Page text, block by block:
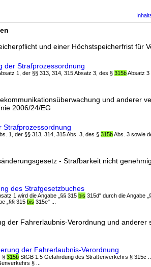
und einer Höchstspeicherfrist für
der Strafprozessordnung
1, der §§ 313, 314, 315 Absatz 3, des § 315bAbsatz 3
und anderer
2006/24/EG
Strafprozessordnung
1, der §§ 313, 314, 315 Abs. 3, des § 315bAbs. 3 sowie
- Strafbarkeit nicht
des Strafgesetzbuches
1 wird die Angabe „§§ 315 bis 315d" durch die Angabe
„§§ 315 bis 315e" ...
der Fahrerlaubnis-Verordnung und anderer
der Fahrerlaubnis-Verordnung
§ 315b StGB 1.5 Gefährdung des Straßenverkehrs § 315c
§ ...